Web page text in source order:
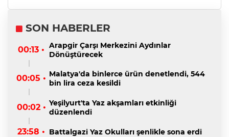
SON HABERLER
00:13 • Arapgir Çarşı Merkezini Aydınlar
Dönüştürecek
00:05 • Malatya'da binlerce ürün denetlendi, 544
bin lira ceza kesildi
00:02 • Yeşilyurt'ta Yaz akşamları etkinliği
düzenlendi
23:58 • Battalgazi Yaz Okulları şenlikle sona erdi